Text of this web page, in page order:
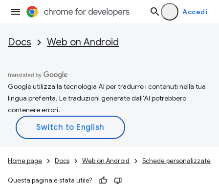
Accedi
Docs Web on Android
Google utilizza la tecnologia AI per tradurre i contenuti nella tua
lingua preferita. Le traduzioni generate dall'AI potrebbero
contenere errori.
Home page Docs Web on Android Schede personalizzate
Questa pagina è stata utile?